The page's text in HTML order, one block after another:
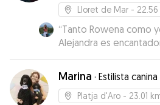
Lloret de Mar -
“Tanto Rowena como
Alejandra es
buena que se ha
casita! Rowena ha
Alejandra se ha
por el pipi can, la playa
Marina · Estilista
Platja d'Aro - 23.01